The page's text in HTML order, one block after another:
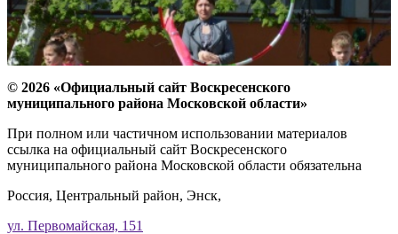
© 2026 «Официальный сайт Воскресенского
муниципального района Московской области»
При полном или частичном использовании материалов
ссылка на официальный сайт Воскресенского
муниципального района Московской области обязательна
Россия, Центральный район, Энск,
ул. Первомайская, 151